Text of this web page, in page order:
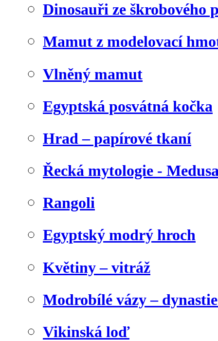
Dinosauři ze škrobového
Mamut z modelovací
Vlněný mamut
Egyptská posvátná kočka
Hrad – papírové tkaní
Řecká mytologie -
Rangoli
Egyptský modrý hroch
Květiny – vitráž
Modrobílé vázy –
Vikinská loď